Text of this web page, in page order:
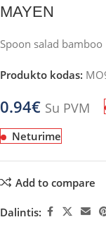
MAYEN
Spoon salad bamboo
Produkto kodas:
0.94€ Su PVM
Neturime
Add to compare
Dalintis: